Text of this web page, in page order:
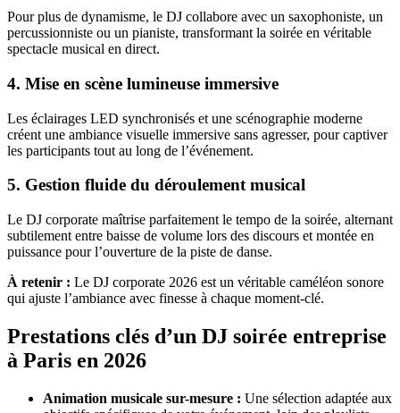
Pour plus de dynamisme, le DJ collabore avec un saxophoniste, un
percussionniste ou un pianiste, transformant la soirée en véritable
spectacle musical en direct.
4. Mise en scène lumineuse immersive
Les éclairages LED synchronisés et une scénographie moderne
créent une ambiance visuelle immersive sans agresser, pour captiver
les participants tout au long de l’événement.
5. Gestion fluide du déroulement musical
Le DJ corporate maîtrise parfaitement le tempo de la soirée, alternant
subtilement entre baisse de volume lors des discours et montée en
puissance pour l’ouverture de la piste de danse.
À retenir : Le DJ corporate 2026 est un véritable caméléon sonore
qui ajuste l’ambiance avec finesse à chaque moment-clé.
Prestations clés d’un DJ soirée entreprise
à Paris en 2026
Animation musicale sur-mesure : Une sélection adaptée aux